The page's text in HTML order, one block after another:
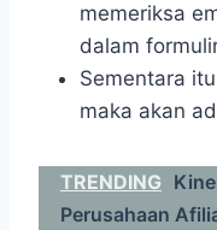
memeriksa
dalam
Sementara
maka akan
TRENDING
Perusahaan